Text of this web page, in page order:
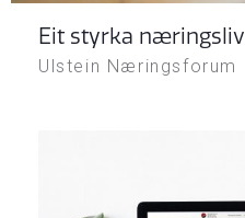
Eit styrka næringsliv
Ulstein Næringsforum